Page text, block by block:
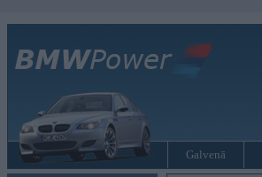
Galvenā